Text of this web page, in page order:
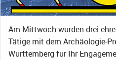
Am Mittwoch wurden drei
Tätige mit dem Archäologie-
Württemberg für Ihr